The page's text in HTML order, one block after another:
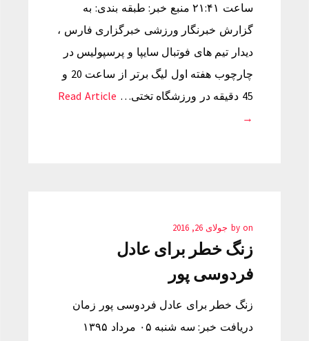
ساعت ۲۱:۴۱ منبع خبر: طبقه بندی: به
گزارش خبرنگار ورزشی خبرگزاری فارس ،
دیدار تیم های فوتبال سایپا و پرسپولیس در
چارچوب هفته اول لیگ برتر از ساعت 20 و
45 دقیقه در ورزشگاه تختی…
Read Article
→
by on جولای 26, 2016
زنگ خطر برای عادل
فردوسی پور
زنگ خطر برای عادل فردوسی پور زمان
دریافت خبر: سه شنبه ۰۵ مرداد ۱۳۹۵